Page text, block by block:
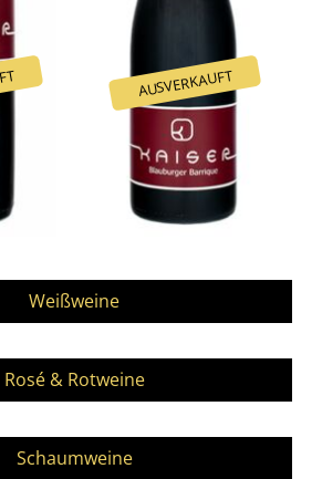
Weißweine
Rosé & Rotweine
Schaumweine